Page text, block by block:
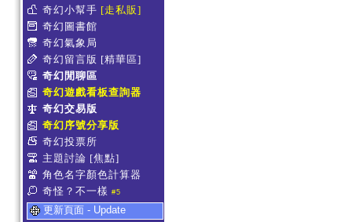
奇幻小幫手 [走私販]
奇幻圖書館
奇幻氣象局
奇幻留言版 [精華區]
奇幻閒聊區
奇幻遊戲看板查詢器
奇幻交易版
奇幻序號分享版
奇幻投票所
主題討論 [焦點]
角色名字顏色計算器
奇怪？不一樣 #5
更新頁面 - Update